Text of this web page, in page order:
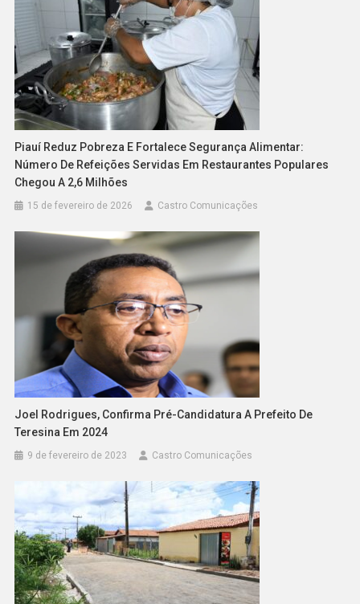
Piauí Reduz Pobreza E Fortalece Segurança Alimentar:
Número De Refeições Servidas Em Restaurantes Populares
Chegou A 2,6 Milhões
15 de fevereiro de 2026 Castro Comunicações
Joel Rodrigues, Confirma Pré-Candidatura A Prefeito De
Teresina Em 2024
9 de fevereiro de 2023 Castro Comunicações